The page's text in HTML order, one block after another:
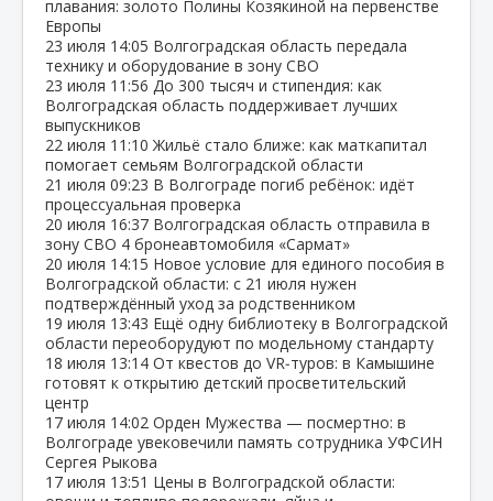
плавания: золото Полины Козякиной на первенстве
Европы
23 июля 14:05 Волгоградская область передала
технику и оборудование в зону СВО
23 июля 11:56 До 300 тысяч и стипендия: как
Волгоградская область поддерживает лучших
выпускников
22 июля 11:10 Жильё стало ближе: как маткапитал
помогает семьям Волгоградской области
21 июля 09:23 В Волгограде погиб ребёнок: идёт
процессуальная проверка
20 июля 16:37 Волгоградская область отправила в
зону СВО 4 бронеавтомобиля «Сармат»
20 июля 14:15 Новое условие для единого пособия в
Волгоградской области: с 21 июля нужен
подтверждённый уход за родственником
19 июля 13:43 Ещё одну библиотеку в Волгоградской
области переоборудуют по модельному стандарту
18 июля 13:14 От квестов до VR‑туров: в Камышине
готовят к открытию детский просветительский
центр
17 июля 14:02 Орден Мужества — посмертно: в
Волгограде увековечили память сотрудника УФСИН
Сергея Рыкова
17 июля 13:51 Цены в Волгоградской области: